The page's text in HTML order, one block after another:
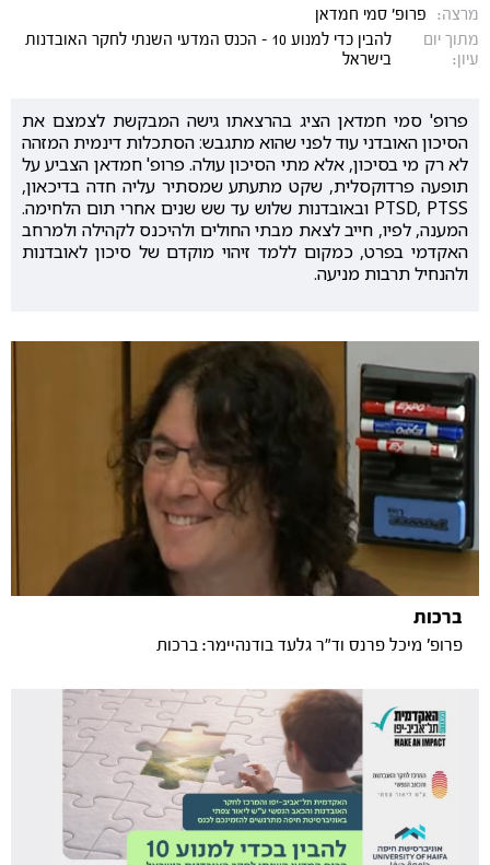
מרצה:
פרופ׳ סמי חמדאן
מתוך יום
עיון:
להבין כדי למנוע 10 - הכנס המדעי השנתי לחקר האובדנות
בישראל
פרופ' סמי חמדאן הציג בהרצאתו גישה המבקשת לצמצם את
הסיכון האובדני עוד לפני שהוא מתגבש: הסתכלות דינמית המזהה
לא רק מי בסיכון, אלא מתי הסיכון עולה. פרופ' חמדאן הצביע על
תופעה פרדוקסלית, שקט מתעתע שמסתיר עליה חדה בדיכאון,
PTSD, PTSS ובאובדנות שלוש עד שש שנים אחרי תום הלחימה.
המענה, לפיו, חייב לצאת מבתי החולים ולהיכנס לקהילה ולמרחב
האקדמי בפרט, כמקום ללמד זיהוי מוקדם של סיכון לאובדנות
ולהנחיל תרבות מניעה.
ברכות
פרופ' מיכל פרנס וד"ר גלעד בודנהיימר: ברכות